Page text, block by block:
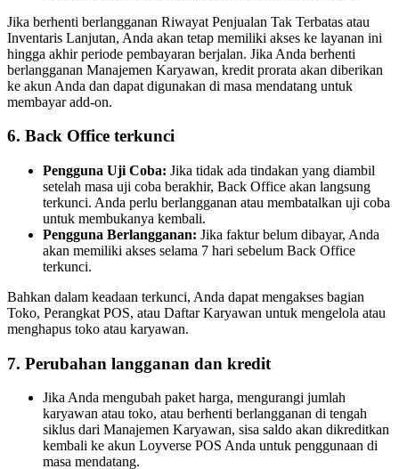
Jika berhenti berlangganan Riwayat Penjualan Tak Terbatas atau
Inventaris Lanjutan, Anda akan tetap memiliki akses ke layanan ini
hingga akhir periode pembayaran berjalan. Jika Anda berhenti
berlangganan Manajemen Karyawan, kredit prorata akan diberikan
ke akun Anda dan dapat digunakan di masa mendatang untuk
membayar add-on.
6. Back Office terkunci
Pengguna Uji Coba: Jika tidak ada tindakan yang diambil
setelah masa uji coba berakhir, Back Office akan langsung
terkunci. Anda perlu berlangganan atau membatalkan uji coba
untuk membukanya kembali.
Pengguna Berlangganan: Jika faktur belum dibayar, Anda
akan memiliki akses selama 7 hari sebelum Back Office
terkunci.
Bahkan dalam keadaan terkunci, Anda dapat mengakses bagian
Toko, Perangkat POS, atau Daftar Karyawan untuk mengelola atau
menghapus toko atau karyawan.
7. Perubahan langganan dan kredit
Jika Anda mengubah paket harga, mengurangi jumlah
karyawan atau toko, atau berhenti berlangganan di tengah
siklus dari Manajemen Karyawan, sisa saldo akan dikreditkan
kembali ke akun Loyverse POS Anda untuk penggunaan di
masa mendatang.